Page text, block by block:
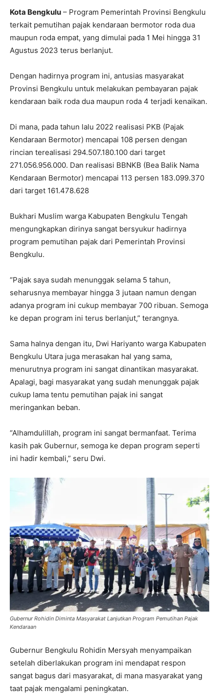
Kota Bengkulu – Program Pemerintah Provinsi Bengkulu
terkait pemutihan pajak kendaraan bermotor roda dua
maupun roda empat, yang dimulai pada 1 Mei hingga 31
Agustus 2023 terus berlanjut.
Dengan hadirnya program ini, antusias masyarakat
Provinsi Bengkulu untuk melakukan pembayaran pajak
kendaraan baik roda dua maupun roda 4 terjadi kenaikan.
Di mana, pada tahun lalu 2022 realisasi PKB (Pajak
Kendaraan Bermotor) mencapai 108 persen dengan
rincian terealisasi 294.507.180.100 dari target
271.056.956.000. Dan realisasi BBNKB (Bea Balik Nama
Kendaraan Bermotor) mencapai 113 persen 183.099.370
dari target 161.478.628
Bukhari Muslim warga Kabupaten Bengkulu Tengah
mengungkapkan dirinya sangat bersyukur hadirnya
program pemutihan pajak dari Pemerintah Provinsi
Bengkulu.
“Pajak saya sudah menunggak selama 5 tahun,
seharusnya membayar hingga 3 jutaan namun dengan
adanya program ini cukup membayar 700 ribuan. Semoga
ke depan program ini terus berlanjut,” terangnya.
Sama halnya dengan itu, Dwi Hariyanto warga Kabupaten
Bengkulu Utara juga merasakan hal yang sama,
menurutnya program ini sangat dinantikan masyarakat.
Apalagi, bagi masyarakat yang sudah menunggak pajak
cukup lama tentu pemutihan pajak ini sangat
meringankan beban.
“Alhamdulillah, program ini sangat bermanfaat. Terima
kasih pak Gubernur, semoga ke depan program seperti
ini hadir kembali,” seru Dwi.
Gubernur Rohidin Diminta Masyarakat Lanjutkan Program Pemutihan Pajak
Kendaraan
Gubernur Bengkulu Rohidin Mersyah menyampaikan
setelah diberlakukan program ini mendapat respon
sangat bagus dari masyarakat, di mana masyarakat yang
taat pajak mengalami peningkatan.